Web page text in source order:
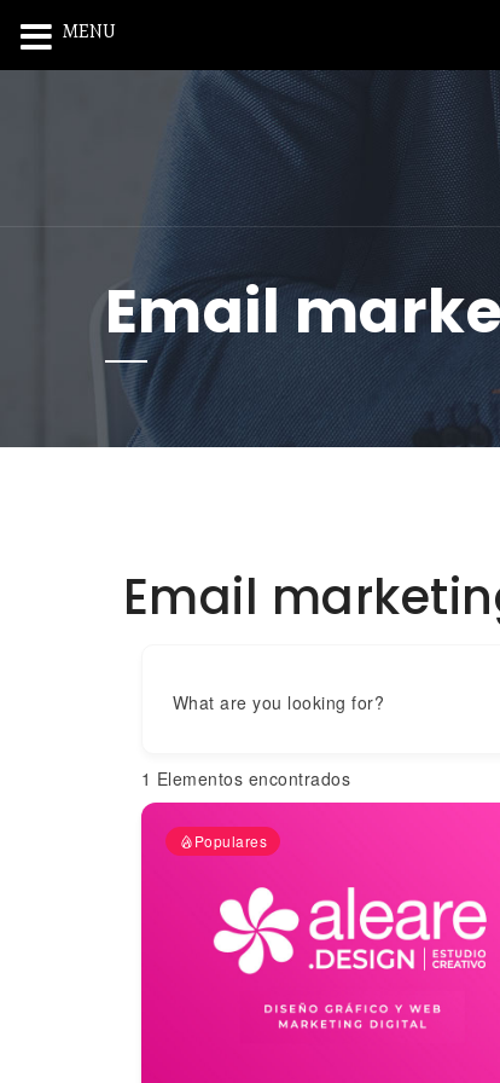
Email
Email
What are you looking for?
1 Elementos encontrados
Populares
MENU